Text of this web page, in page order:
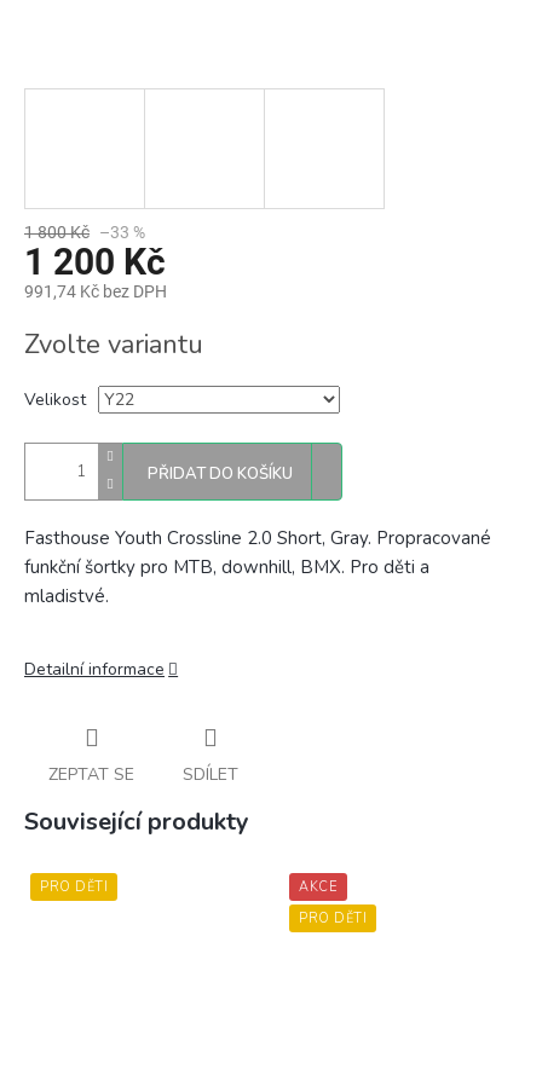
1 800 Kč –33 %
1 200 Kč
991,74 Kč bez DPH
cena:
Zvolte variantu
Velikost
PŘIDAT DO KOŠÍKU
Fasthouse Youth Crossline 2.0 Short, Gray. Propracované
funkční šortky pro MTB, downhill, BMX. Pro děti a
mladistvé.
Detailní informace
ZEPTAT SE SDÍLET
Související produkty
PRO DĚTI
AKCE
PRO DĚTI